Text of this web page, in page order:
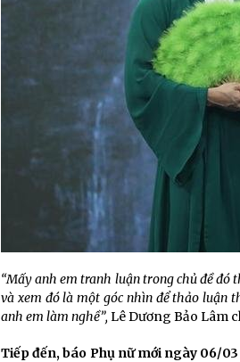
“Mấy anh em tranh luận trong chủ đề đó
và xem đó là một góc nhìn để thảo luận
anh em làm nghề”, Lê Dương Bảo Lâm
Tiếp đến, báo Phụ nữ mới ngày 06/